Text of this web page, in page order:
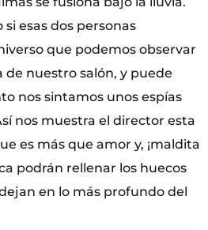
esas dos personas
que podemos observar
de nuestro salón, y puede
nos sintamos unos espías
nos muestra el director esta
es más que amor y, ¡maldita
podrán rellenar los huecos
en lo más profundo del